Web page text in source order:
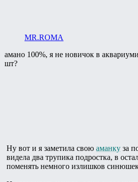
MR.ROMA
амано 100%, я не новичок в
шт?
Ну вот и я заметила свою аманку за
видела два трупика подростка, в
поменять немного излишков